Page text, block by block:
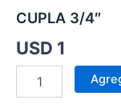
CUPLA 3/4″
USD 1